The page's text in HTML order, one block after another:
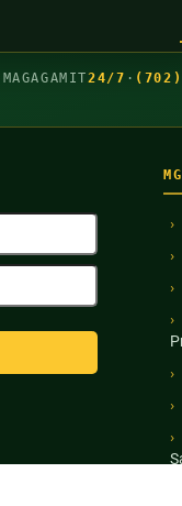
MAGAGAMIT24/7 ·